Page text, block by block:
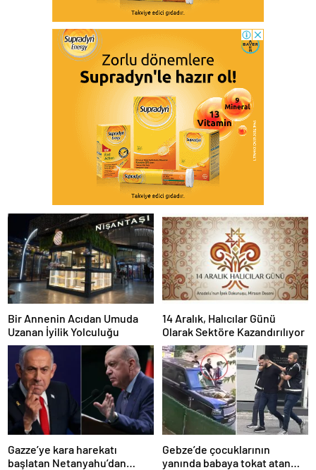
Bir Annenin Acıdan Umuda
Uzanan İyilik Yolculuğu
14 Aralık, Halıcılar Günü
Olarak Sektöre Kazandırılıyor
Gazze’ye kara harekatı
başlatan Netanyahu’dan
Gebze’de çocuklarının
yanında babaya tokat atan